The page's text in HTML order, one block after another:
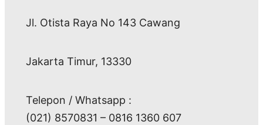
Jl. Otista Raya No 143 Cawang
Jakarta Timur, 13330
Telepon / Whatsapp :
(021) 8570831 – 0816 1360 607